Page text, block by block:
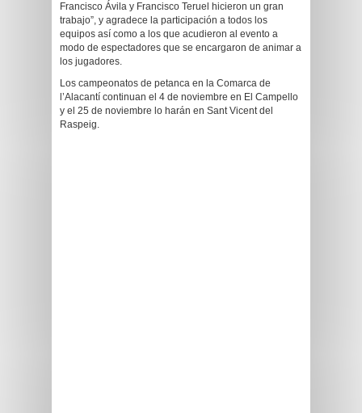
Francisco Ávila y Francisco Teruel hicieron un gran
trabajo”, y agradece la participación a todos los
equipos así como a los que acudieron al evento a
modo de espectadores que se encargaron de animar a
los jugadores.
Los campeonatos de petanca en la Comarca de
l’Alacantí continuan el 4 de noviembre en El Campello
y el 25 de noviembre lo harán en Sant Vicent del
Raspeig.